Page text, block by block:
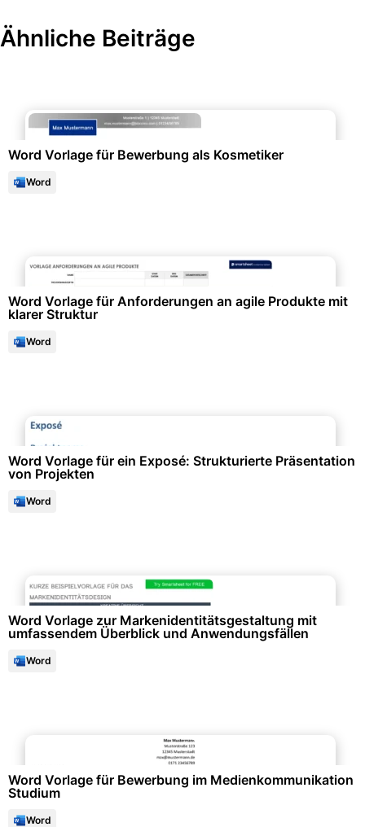
Ähnliche Beiträge
Word Vorlage für Bewerbung als Kosmetiker
Word
Word Vorlage für Anforderungen an agile Produkte mit
klarer Struktur
Word
Word Vorlage für ein Exposé: Strukturierte Präsentation
von Projekten
Word
Word Vorlage zur Markenidentitätsgestaltung mit
umfassendem Überblick und Anwendungsfällen
Word
Word Vorlage für Bewerbung im Medienkommunikation
Studium
Word